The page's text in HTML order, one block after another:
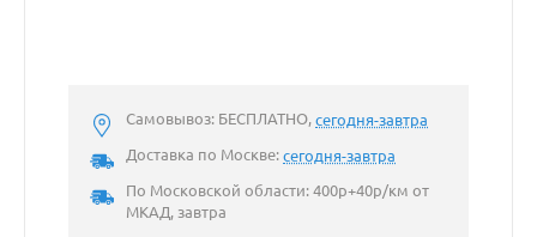
Самовывоз: БЕСПЛАТНО,сегодня-завтра
Доставка по Москве:сегодня-завтра
По Московской области: 400р+40р/км от
МКАД, завтра